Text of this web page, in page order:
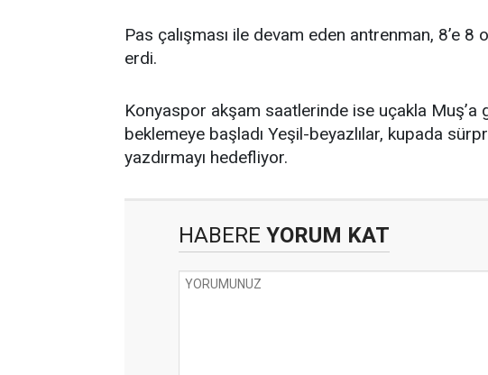
Pas çalışması ile devam eden antrenman, 8’e 8
erdi.
Konyaspor akşam saatlerinde ise uçakla
beklemeye başladı Yeşil-beyazlılar, kupada
yazdırmayı hedefliyor.
HABERE YORUM KAT